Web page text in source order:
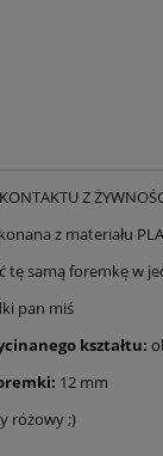
Z
z materiału
tę samą foremkę w
pan miś
kształtu:
12 mm
różowy ;)